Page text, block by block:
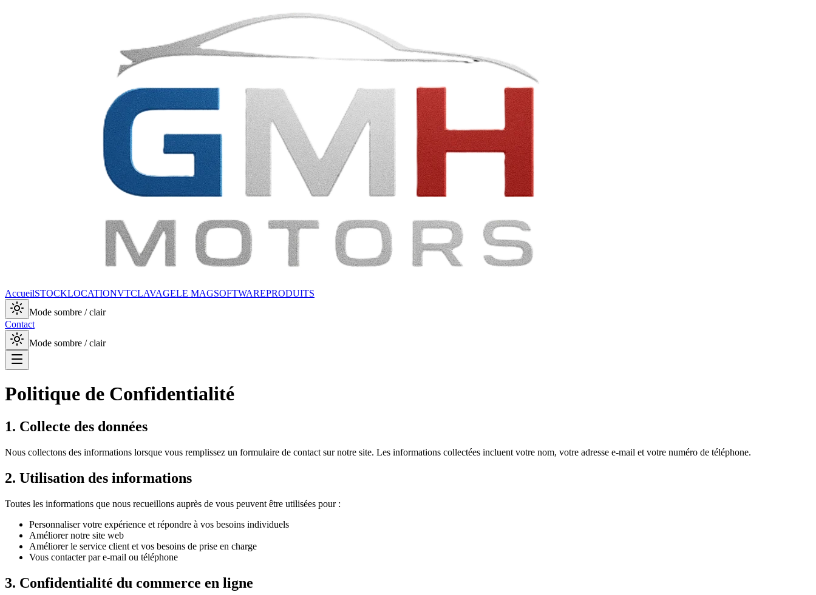
AccueilSTOCKLOCATIONVTCLAVAGELE MAGSOFTWAREPRODUITS
Mode sombre / clair
Contact
Mode sombre / clair
Politique de Confidentialité
1. Collecte des données
Nous collectons des informations lorsque vous remplissez un formulaire de contact sur notre site. Les informations collectées incluent votre nom, votre adresse e-mail et votre numéro de téléphone.
2. Utilisation des informations
Toutes les informations que nous recueillons auprès de vous peuvent être utilisées pour :
Personnaliser votre expérience et répondre à vos besoins individuels
Améliorer notre site web
Améliorer le service client et vos besoins de prise en charge
Vous contacter par e-mail ou téléphone
3. Confidentialité du commerce en ligne